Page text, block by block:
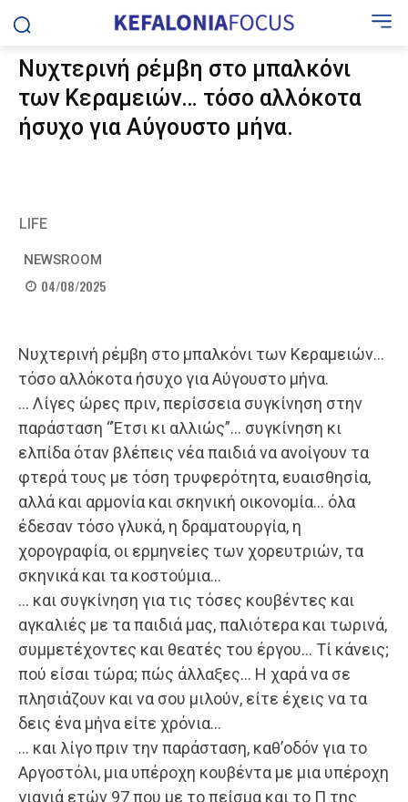
Νυχτερινή ρέμβη στο μπαλκόνι
των Κεραμειών… τόσο αλλόκοτα
ήσυχο για Αύγουστο μήνα.
LIFE
NEWSROOM
04/08/2025
Νυχτερινή ρέμβη στο μπαλκόνι των Κεραμειών…
τόσο αλλόκοτα ήσυχο για Αύγουστο μήνα.
… Λίγες ώρες πριν, περίσσεια συγκίνηση στην
παράσταση “Έτσι κι αλλιώς”… συγκίνηση κι
ελπίδα όταν βλέπεις νέα παιδιά να ανοίγουν τα
φτερά τους με τόση τρυφερότητα, ευαισθησία,
αλλά και αρμονία και σκηνική οικονομία… όλα
έδεσαν τόσο γλυκά, η δραματουργία, η
χορογραφία, οι ερμηνείες των χορευτριών, τα
σκηνικά και τα κοστούμια…
… και συγκίνηση για τις τόσες κουβέντες και
αγκαλιές με τα παιδιά μας, παλιότερα και τωρινά,
συμμετέχοντες και θεατές του έργου… Τί κάνεις;
πού είσαι τώρα; πώς άλλαξες… Η χαρά να σε
πλησιάζουν και να σου μιλούν, είτε έχεις να τα
δεις ένα μήνα είτε χρόνια…
… και λίγο πριν την παράσταση, καθ’οδόν για το
Αργοστόλι, μια υπέροχη κουβέντα με μια υπέροχη
γιαγιά ετών 97 που με το πείσμα και το Π της